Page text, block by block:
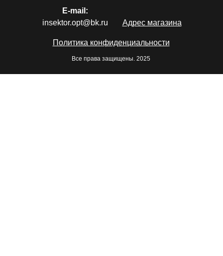
Все права защищены. 2025
E-mail:
insektor.opt@bk.ru
Политика конфиденциальности
Адрес магазина